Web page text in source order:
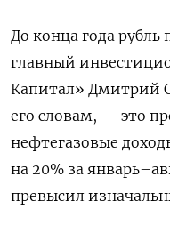
До конца года рубль
главный
Капитал» Дмитрий
его словам, — это
нефтегазовые
на 20% за
превысил